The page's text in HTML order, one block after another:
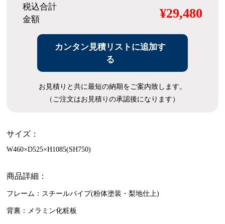
税込合計
金額
¥29,480
カンタン見積リストに追加す
る
お見積りと共に最短の納期をご案内致します。
（ご注文はお見積りの承認後になります）
サイズ：
W460×D525×H1085(SH750)
商品詳細：
フレーム：スチールパイプ(粉体塗装・梨地仕上)
背裏：メラミン化粧板